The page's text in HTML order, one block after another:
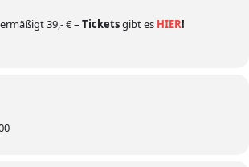
39,- € – Ticketsgibt es HIER!